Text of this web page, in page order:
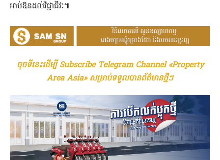
អាប់ឱន​ដល់​វិជ្ជាជីវៈ​៕​
ចុចទីនេះដើម្បី Subscribe Telegram Channel «Property
Area Asia» សម្រាប់ទទួលបានព័ត៌មានថ្មីៗ